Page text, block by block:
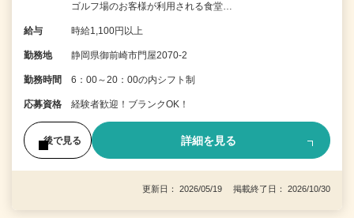
ゴルフ場のお客様が利用される食堂…
給与 時給1,100円以上
勤務地 静岡県御前崎市門屋2070-2
勤務時間 6：00～20：00の内シフト制
応募資格 経験者歓迎！ブランクOK！
後で見る 詳細を見る
更新日： 2026/05/19 掲載終了日： 2026/10/30